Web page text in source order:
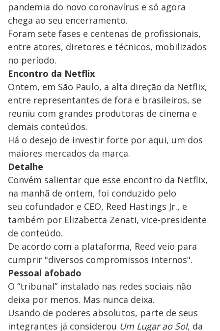
pandemia do novo coronavírus e só agora
chega ao seu encerramento.
Foram sete fases e centenas de profissionais,
entre atores, diretores e técnicos, mobilizados
no período.
Encontro da Netflix
Ontem, em São Paulo, a alta direção da Netflix,
entre representantes de fora e brasileiros, se
reuniu com grandes produtoras de cinema e
demais conteúdos.
Há o desejo de investir forte por aqui, um dos
maiores mercados da marca.
Detalhe
Convém salientar que esse encontro da Netflix,
na manhã de ontem, foi conduzido pelo
seu cofundador e CEO, Reed Hastings Jr., e
também por Elizabetta Zenati, vice-presidente
de conteúdo.
De acordo com a plataforma, Reed veio para
cumprir "diversos compromissos internos".
Pessoal afobado
O “tribunal” instalado nas redes sociais não
deixa por menos. Mas nunca deixa.
Usando de poderes absolutos, parte de seus
integrantes já considerou Um Lugar ao Sol, da